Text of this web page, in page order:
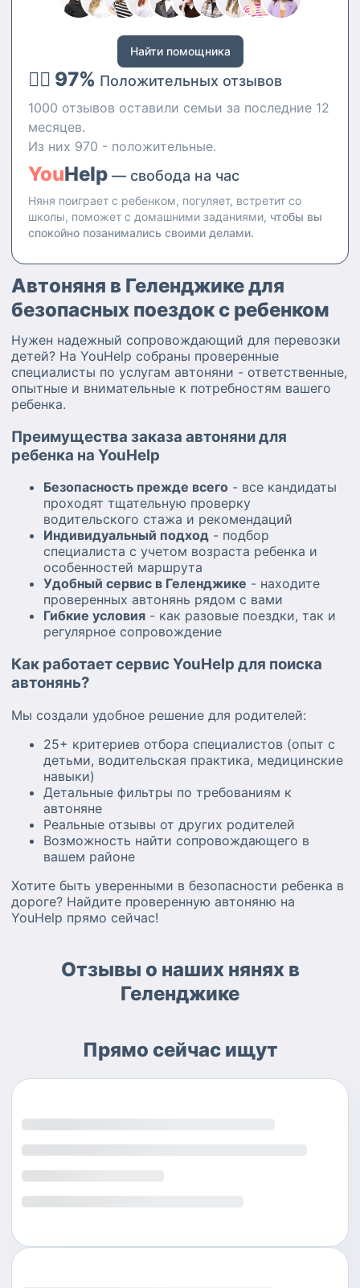
Найти помощника
👍🏻 97% Положительных отзывов
1000 отзывов оставили семьи за последние 12
месяцев.
Из них 970 - положительные.
YouHelp — свобода на час
Няня поиграет с ребенком, погуляет, встретит со
школы, поможет с домашними заданиями, чтобы вы
спокойно позанимались своими делами.
Автоняня в Геленджике для
безопасных поездок с ребенком
Нужен надежный сопровождающий для перевозки
детей? На YouHelp собраны проверенные
специалисты по услугам автоняни - ответственные,
опытные и внимательные к потребностям вашего
ребенка.
Преимущества заказа автоняни для
ребенка на YouHelp
Безопасность прежде всего - все кандидаты
проходят тщательную проверку
водительского стажа и рекомендаций
Индивидуальный подход - подбор
специалиста с учетом возраста ребенка и
особенностей маршрута
Удобный сервис в Геленджике - находите
проверенных автонянь рядом с вами
Гибкие условия - как разовые поездки, так и
регулярное сопровождение
Как работает сервис YouHelp для поиска
автонянь?
Мы создали удобное решение для родителей:
25+ критериев отбора специалистов (опыт с
детьми, водительская практика, медицинские
навыки)
Детальные фильтры по требованиям к
автоняне
Реальные отзывы от других родителей
Возможность найти сопровождающего в
вашем районе
Хотите быть уверенными в безопасности ребенка в
дороге? Найдите проверенную автоняню на
YouHelp прямо сейчас!
Отзывы о наших нянях в
Геленджике
Прямо сейчас ищут